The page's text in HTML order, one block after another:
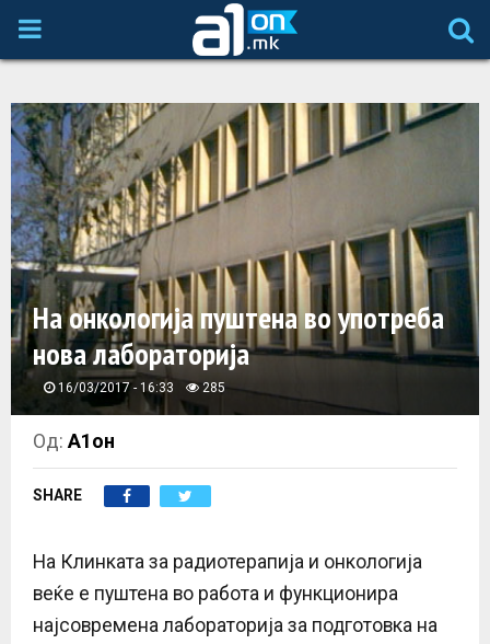
P
I
M
A
R
Y
M
E
N
U
На онкологија пуштена во употреба
нова лабораторија
16/03/2017 - 16:33 285
Од:А1он
SHARE
Нa Клинката за радиотерапија и онкологија
веќе е пуштена во работа и функционира
најсовремена лабораторија за подготовка на